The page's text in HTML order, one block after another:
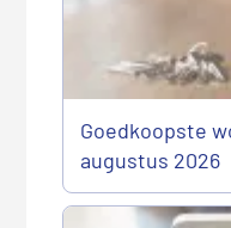
Goedkoopste
augustus 2026